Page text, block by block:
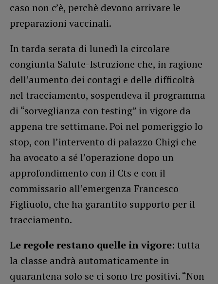
caso non c’è, perchè devono arrivare le
preparazioni vaccinali.
In tarda serata di lunedì la circolare
congiunta Salute-Istruzione che, in ragione
dell’aumento dei contagi e delle difficoltà
nel tracciamento, sospendeva il programma
di “sorveglianza con testing” in vigore da
appena tre settimane. Poi nel pomeriggio lo
stop, con l’intervento di palazzo Chigi che
ha avocato a sé l’operazione dopo un
approfondimento con il Cts e con il
commissario all’emergenza Francesco
Figliuolo, che ha garantito supporto per il
tracciamento.
Le regole restano quelle in vigore: tutta
la classe andrà automaticamente in
quarantena solo se ci sono tre positivi. “Non